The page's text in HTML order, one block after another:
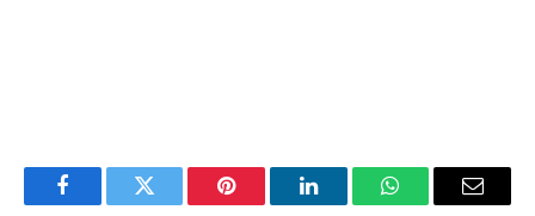
FacebookTwitter Pinterest LinkedInWhatsAppEmail